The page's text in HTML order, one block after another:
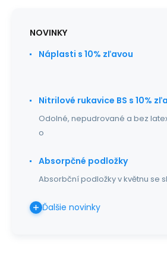
NOVINKY
Náplasti s 10% zľavou
Nitrilové rukavice BS s 10%
Odolné, nepudrované a bez
o
Absorpčné podložky
Absorbční podložky v květnu se
Ďalšie novinky